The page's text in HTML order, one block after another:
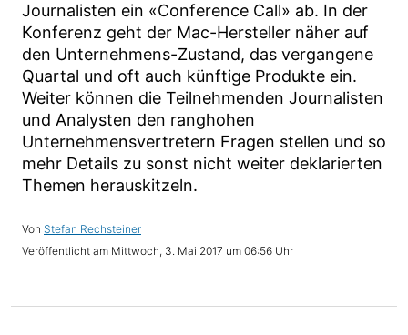
Journalisten ein «Conference Call» ab. In der
Konferenz geht der Mac-Hersteller näher auf
den Unternehmens-Zustand, das vergangene
Quartal und oft auch künftige Produkte ein.
Weiter können die Teilnehmenden Journalisten
und Analysten den ranghohen
Unternehmensvertretern Fragen stellen und so
mehr Details zu sonst nicht weiter deklarierten
Themen herauskitzeln.
Stefan Rechsteiner
Mittwoch, 3. Mai 2017 um 06:56 Uhr